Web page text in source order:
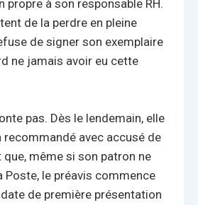
propre à son responsable RH.
de la perdre en pleine
de signer son exemplaire
ne jamais avoir eu cette
pas. Dès le lendemain, elle
recommandé avec accusé de
que, même si son patron ne
Poste, le préavis commence
de première présentation